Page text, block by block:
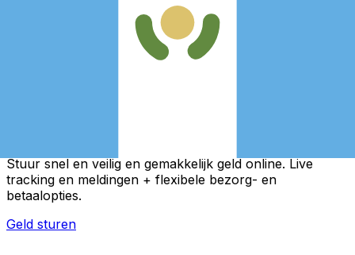
Stuur snel en veilig en gemakkelijk geld online. Live
tracking en meldingen + flexibele bezorg- en
betaalopties.
Geld sturen